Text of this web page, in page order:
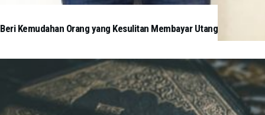
Beri Kemudahan Orang yang Kesulitan Membayar Utang